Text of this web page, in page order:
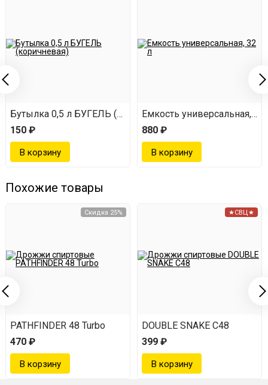
Бутылка 0,5 л БУГЕЛЬ (коричневая)
150 ₽
Емкость универсальная, 32
880 ₽
Похожие товары
Скидка 25%
PATHFINDER 48 Turbo
470 ₽
★СВЦ★
DOUBLE SNAKE C48
399 ₽